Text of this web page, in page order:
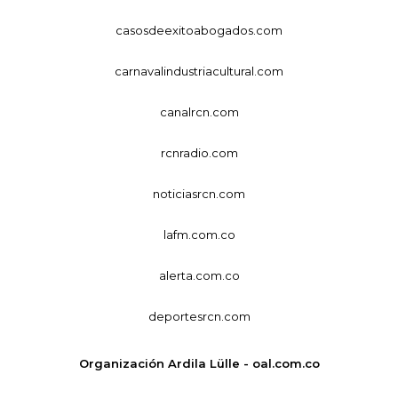
casosdeexitoabogados.com
carnavalindustriacultural.com
canalrcn.com
rcnradio.com
noticiasrcn.com
lafm.com.co
alerta.com.co
deportesrcn.com
Organización Ardila Lülle - oal.com.co